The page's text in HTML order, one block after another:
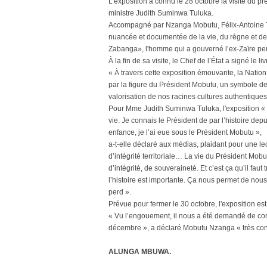
ministre Judith Suminwa Tuluka.
Accompagné par Nzanga Mobutu, Félix-
nuancée et documentée de la vie, du règne et
Zabanga», l'homme qui a gouverné l’ex-Zaïre
À la fin de sa visite, le Chef de l’État a signé le
« À travers cette exposition émouvante, la
par la figure du Président Mobutu, un symbole
valorisation de nos racines cultures
Pour Mme Judith Suminwa Tuluka, l'exposition
vie. Je connais le Président de par l’histoire
enfance, je l’ai eue sous le Président Mobutu »,
a-t-elle déclaré aux médias, plaidant pour une
d’intégrité territoriale… La vie du Président
d’intégrité, de souveraineté. Et c’est ça qu’il
l’histoire est importante. Ça nous permet de
perd ».
Prévue pour fermer le 30 octobre, l'exposition
« Vu l’engouement, il nous a été demandé de
décembre », a déclaré Mobutu Nzanga « très
ALUNGA MBUWA.